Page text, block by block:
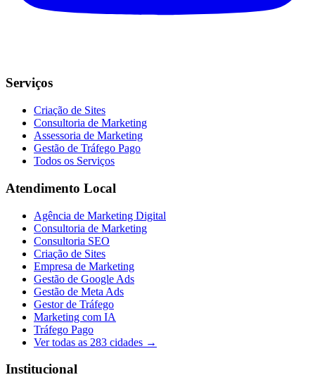
Serviços
Criação de Sites
Consultoria de Marketing
Assessoria de Marketing
Gestão de Tráfego Pago
Todos os Serviços
Atendimento Local
Agência de Marketing Digital
Consultoria de Marketing
Consultoria SEO
Criação de Sites
Empresa de Marketing
Gestão de Google Ads
Gestão de Meta Ads
Gestor de Tráfego
Marketing com IA
Tráfego Pago
Ver todas as 283 cidades →
Institucional